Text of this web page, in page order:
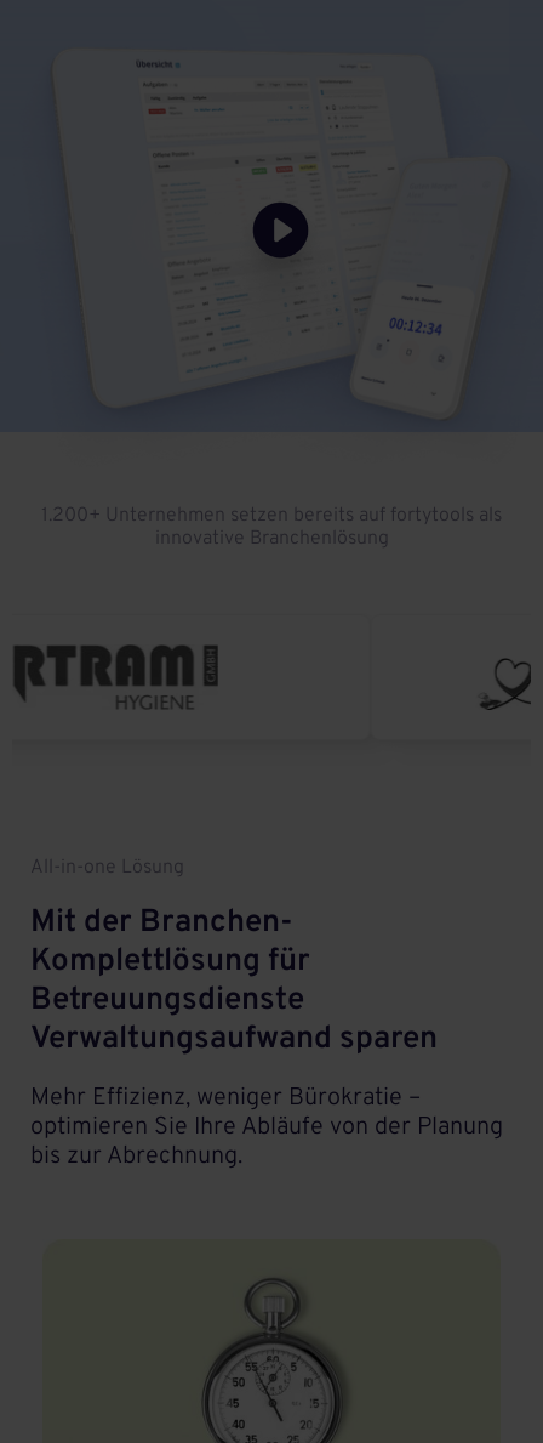
1.200+ Unternehmen setzen bereits auf fortytools als
innovative Branchenlösung
All-in-one Lösung
Mit der Branchen-
Komplettlösung für
Betreuungsdienste
Verwaltungsaufwand sparen
Mehr Effizienz, weniger Bürokratie –
optimieren Sie Ihre Abläufe von der Planung
bis zur Abrechnung.